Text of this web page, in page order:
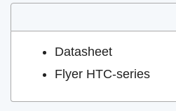
Datasheet
Flyer HTC-series